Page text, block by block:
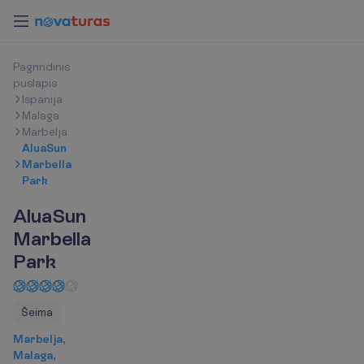
Pagrindinis
puslapis
Ispanija
Malaga
Marbelja
AluaSun
Marbella
Park
AluaSun
Marbella
Park
Šeima
Marbelja,
Malaga,